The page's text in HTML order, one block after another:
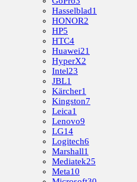
Hasselblad1
HONOR2
HP5
HTC4
Huawei21
HyperX2
Intel23
JBL1
Kärcher1
Kingston7
Leica1
Lenovo9
LG14
Logitech6
Marshall1
Mediatek25
Meta10